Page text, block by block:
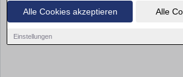
Alle Cookies akzeptieren Alle
Einstellungen